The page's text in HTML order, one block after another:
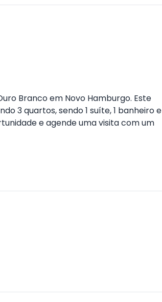
Branco em Novo Hamburgo. Este
3 quartos, sendo 1 suíte, 1 banheiro e
e agende uma visita com um